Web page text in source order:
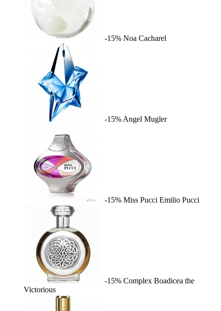
-15% Noa Cacharel
-15% Angel Mugler
-15% Miss Pucci Emilio Pucci
-15% Complex Boadicea the
Victorious